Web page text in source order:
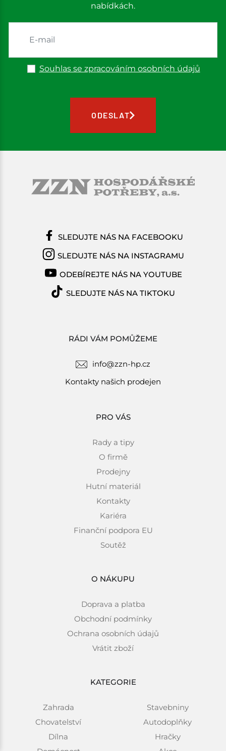
nabídkách.
Souhlas se zpracováním osobních údajů
ODESLAT
RÁDI VÁM POMŮŽEME
info@zzn-hp.cz
Kontakty našich prodejen
PRO VÁS
Rady a tipy
O firmě
Prodejny
Hutní materiál
Kontakty
Kariéra
Finanční podpora EU
Soutěž
O NÁKUPU
Doprava a platba
Obchodní podmínky
Ochrana osobních údajů
Vrátit zboží
KATEGORIE
Zahrada
Chovatelství
Dílna
Stavebniny
Autodoplňky
Hračky
SLEDUJTE NÁS NA FACEBOOKU
SLEDUJTE NÁS NA INSTAGRAMU
ODEBÍREJTE NÁS NA YOUTUBE
SLEDUJTE NÁS NA TIKTOKU